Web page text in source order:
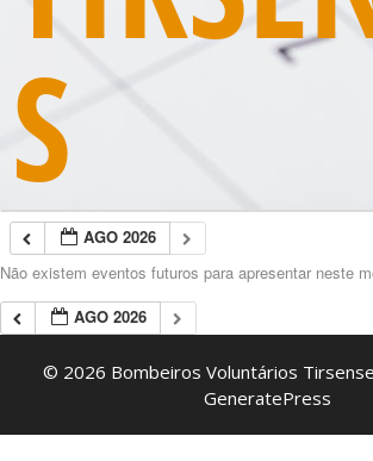
S
AGO 2026
Não existem eventos futuros para apresentar neste
AGO 2026
© 2026 Bombeiros Voluntários
GeneratePress